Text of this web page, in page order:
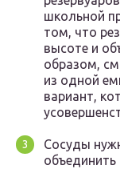
школьной
том, что
высоте и
образом,
из одной
вариант,
Сосуды
объединить